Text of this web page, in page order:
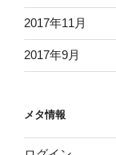
2017年11月
2017年9月
メタ情報